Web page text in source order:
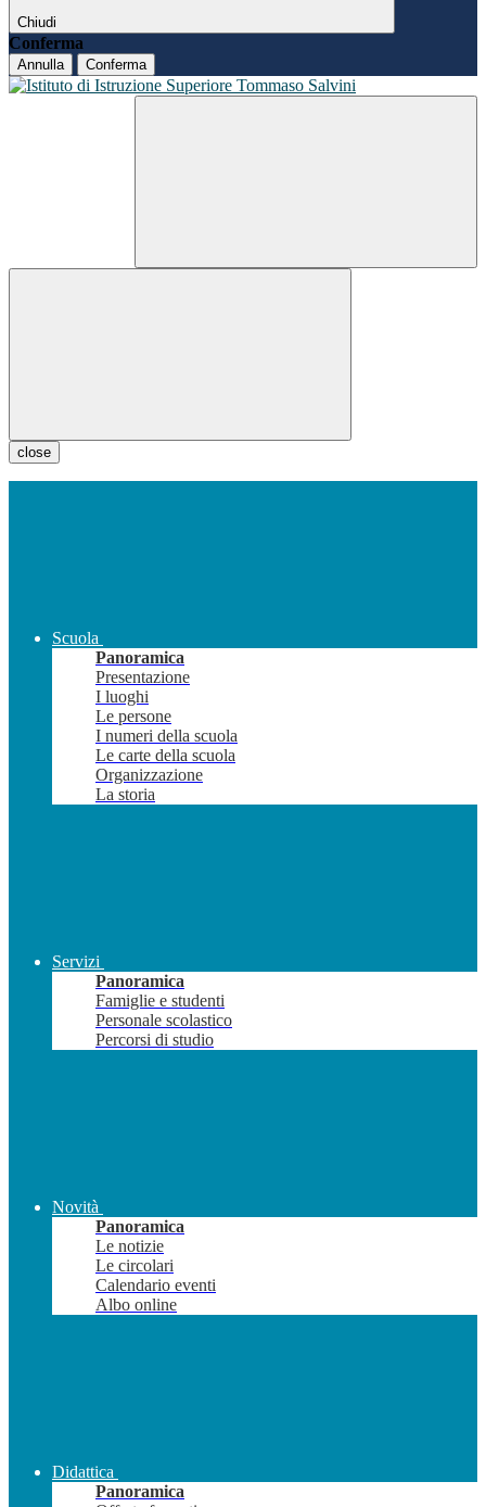
Chiudi
Conferma
Annulla Conferma
close
Scuola
Panoramica
Presentazione
I luoghi
Le persone
I numeri della scuola
Le carte della scuola
Organizzazione
La storia
Servizi
Panoramica
Famiglie e studenti
Personale scolastico
Percorsi di studio
Novità
Panoramica
Le notizie
Le circolari
Calendario eventi
Albo online
Didattica
Panoramica